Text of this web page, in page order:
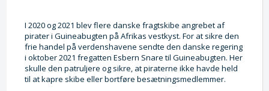
I 2020 og 2021 blev flere danske fragtskibe angrebet af
pirater i Guineabugten på Afrikas vestkyst. For at sikre den
frie handel på verdenshavene sendte den danske regering
i oktober 2021 fregatten Esbern Snare til Guineabugten. Her
skulle den patruljere og sikre, at piraterne ikke havde held
til at kapre skibe eller bortføre besætningsmedlemmer.